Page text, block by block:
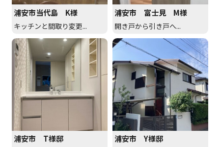
浦安市当代島 K様
キッチンと間取り変更...
浦安市 富士見 M様
開き戸から引き戸へ...
浦安市 T様邸 浦安市 Y様邸